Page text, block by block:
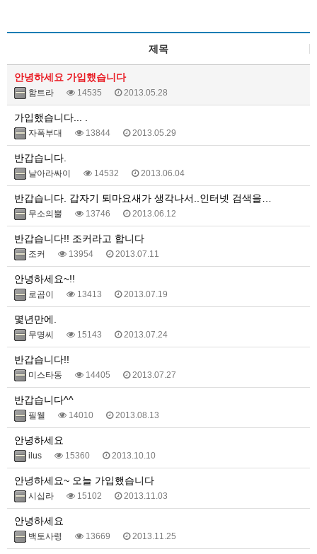
제목
안녕하세요 가입했습니다
함트라 14535 2013.05.28
가입했습니다... .
자폭부대 13844 2013.05.29
반갑습니다.
날아라싸이 14532 2013.06.04
반갑습니다. 갑자기 퇴마요새가 생각나서..인터넷 검색을…
무소의뿔 13746 2013.06.12
반갑습니다!! 조커라고 합니다
조커 13954 2013.07.11
안녕하세요~!!
로곰이 13413 2013.07.19
몇년만에.
무명씨 15143 2013.07.24
반갑습니다!!
미스타동 14405 2013.07.27
반갑습니다^^
필웰 14010 2013.08.13
안녕하세요
ilus 15360 2013.10.10
안녕하세요~ 오늘 가입했습니다
시십라 15102 2013.11.03
안녕하세요
백토사령 13669 2013.11.25